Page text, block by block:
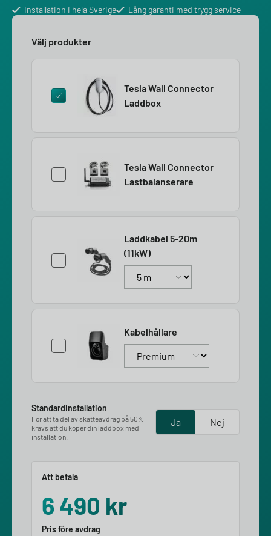
Installation i hela Sverige Lång garanti med trygg service
Välj produkter
Tesla Wall Connector
Laddbox
Tesla Wall Connector
Lastbalanserare
Laddkabel 5-20m
(11kW)
Kabelhållare
Standardinstallation
För att ta del av skatteavdrag på 50%
krävs att du köper din laddbox med
installation.
Ja Nej
Att betala
6 490 kr
Pris före avdrag